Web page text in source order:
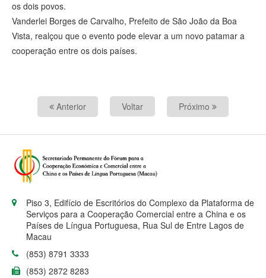
os dois povos.
Vanderlei Borges de Carvalho, Prefeito de São João da Boa
Vista, realçou que o evento pode elevar a um novo patamar a
cooperação entre os dois países.
Anterior Voltar Próximo
Piso 3, Edifício de Escritórios do Complexo da Plataforma de
Serviços para a Cooperação Comercial entre a China e os
Países de Língua Portuguesa, Rua Sul de Entre Lagos de
Macau
(853) 8791 3333
(853) 2872 8283